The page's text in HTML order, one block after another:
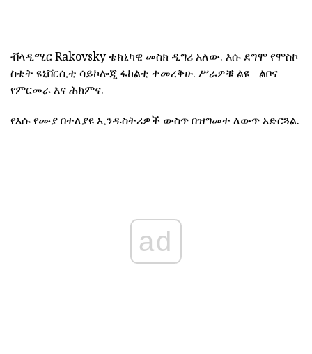
ቭላዲሚር Rakovsky ቴክኒካዊ መስክ ዲግሪ አለው. እሱ ደግሞ የሞስኮ
ስቴት ዩኒቨርሲቲ ሳይኮሎጂ ፋከልቲ ተመረቅሁ. ሥራዎቹ ልዩ - ልቦና
የምርመራ እና ሕክምና.
የእሱ የሙያ በተለያዩ ኢንዱስትሪዎች ውስጥ በዝግመተ ለውጥ አድርጓል.
ad